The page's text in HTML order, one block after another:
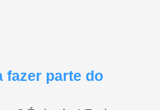
fazer parte do